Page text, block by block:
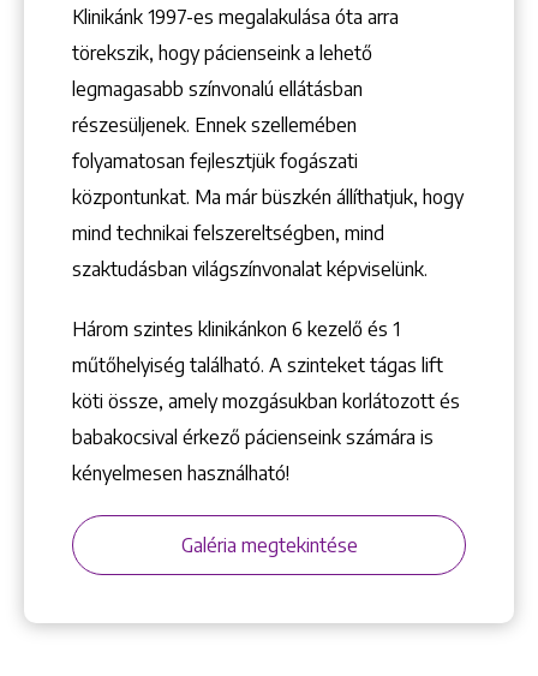
+36 1 222 7250
+36 1 222 9150
1148 Budapest, Örs vezér tere 2.
Klinikánk 1997-­es megalakulása óta arra
törekszik, hogy pácienseink a lehető
legmagasabb színvonalú ellátásban
részesüljenek. Ennek szellemében
folyamatosan fejlesztjük fogászati
központunkat. Ma már büszkén állíthatjuk, hogy
mind technikai felszereltségben, mind
szaktudásban világszínvonalat képviselünk.
Három szintes klinikánkon 6 kezelő ­és 1
műtőhelyiség található. A szinteket tágas lift
köti össze, amely mozgásukban korlátozott és
babakocsival érkező pácienseink számára is
kényelmesen használható!
Galéria megtekintése